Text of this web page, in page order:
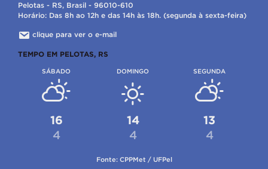
Pelotas - RS, Brasil - 96010-610
Horário: Das 8h ao 12h e das 14h às 18h. (segunda à sexta-feira)
clique para ver o e-mail
TEMPO EM PELOTAS, RS
SÁBADO
16
4
DOMINGO
14
4
SEGUNDA
13
4
Fonte: CPPMet / UFPel